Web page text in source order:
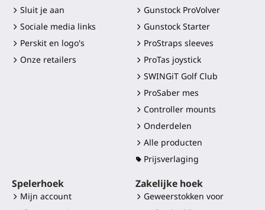
Sluit je aan
Sociale media links
Perskit en logo's
Onze retailers
Gunstock ProVolver
Gunstock Starter
ProStraps sleeves
ProTas joystick
SWINGiT Golf Club
ProSaber mes
Controller mounts
Onderdelen
Alle producten
Prijsverlaging
Spelerhoek
Mijn account
Zakelijke hoek
Geweerstokken voor